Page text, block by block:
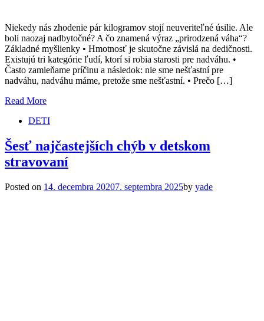
Niekedy nás zhodenie pár kilogramov stojí neuveriteľné úsilie. Ale
boli naozaj nadbytočné? A čo znamená výraz „prirodzená váha“?
Základné myšlienky • Hmotnosť je skutočne závislá na dedičnosti.
Existujú tri kategórie ľudí, ktorí si robia starosti pre nadváhu. •
Často zamieňame príčinu a následok: nie sme nešťastní pre
nadváhu, nadváhu máme, pretože sme nešťastní. • Prečo […]
Read More
DETI
Šesť najčastejších chýb v detskom
stravovaní
Posted on 14. decembra 20207. septembra 2025by yade